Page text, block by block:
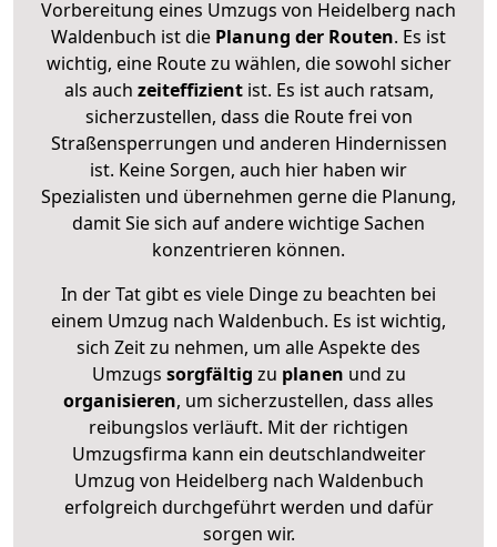
Vorbereitung eines Umzugs von Heidelberg nach
Waldenbuch ist die Planung der Routen. Es ist
wichtig, eine Route zu wählen, die sowohl sicher
als auch zeiteffizientist. Es ist auch ratsam,
sicherzustellen, dass die Route frei von
Straßensperrungen und anderen Hindernissen
ist. Keine Sorgen, auch hier haben wir
Spezialisten und übernehmen gerne die Planung,
damit Sie sich auf andere wichtige Sachen
konzentrieren können.
In der Tat gibt es viele Dinge zu beachten bei
einem Umzug nach Waldenbuch. Es ist wichtig,
sich Zeit zu nehmen, um alle Aspekte des
Umzugs sorgfältig zu planen und zu
organisieren, um sicherzustellen, dass alles
reibungslos verläuft. Mit der richtigen
Umzugsfirma kann ein deutschlandweiter
Umzug von Heidelberg nach Waldenbuch
erfolgreich durchgeführt werden und dafür
sorgen wir.